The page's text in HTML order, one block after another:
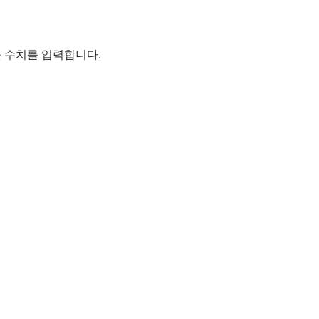
치를 입력합니다.